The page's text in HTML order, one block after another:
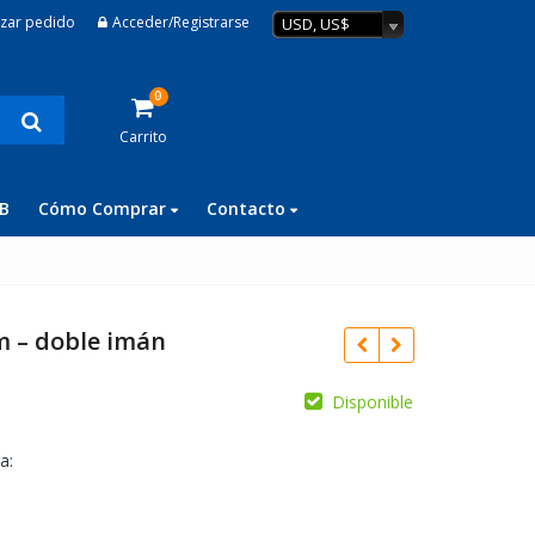
pedido Acceder/Registrarse USD, US$
0
Carrito
Cómo Comprar Contacto
– doble imán
Disponible